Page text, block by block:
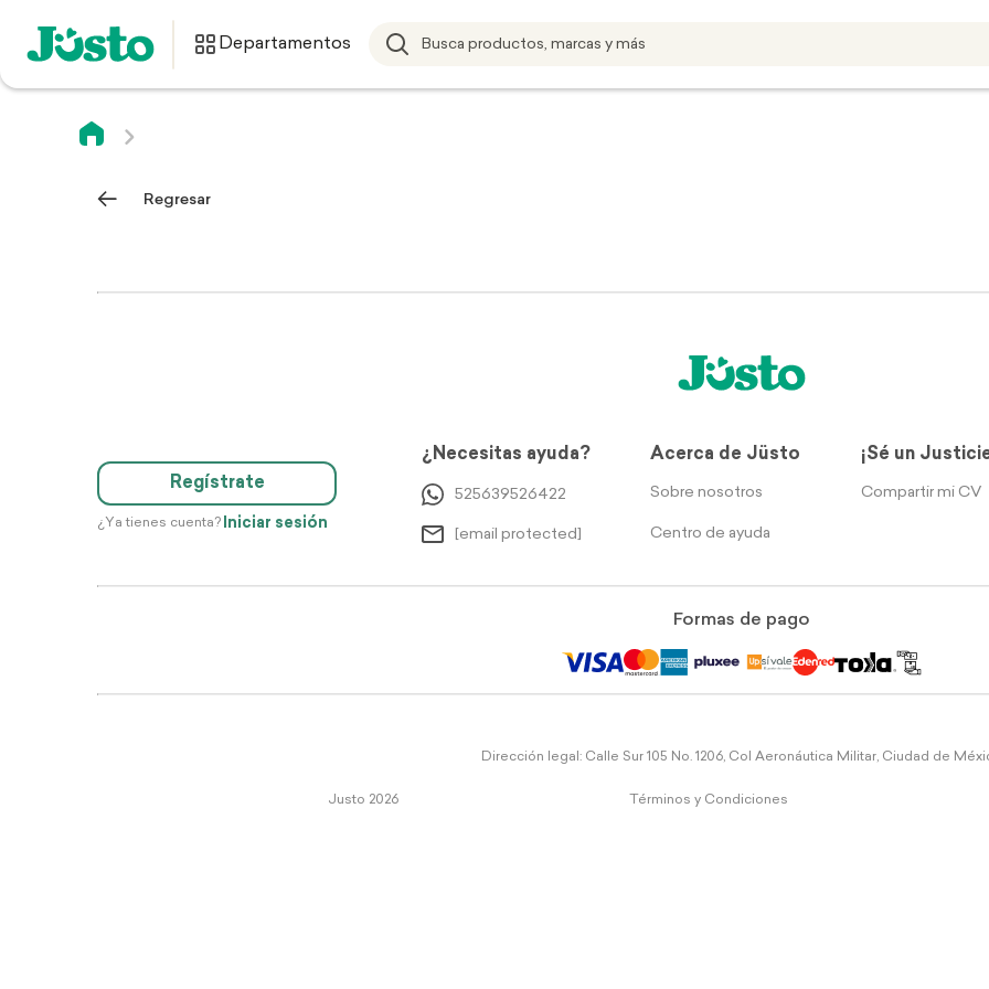
Departamentos
Regresar
Regístrate
¿Ya tienes cuenta? Iniciar sesión
¿Necesitas ayuda?
525639526422
[email protected]
Acerca de Jüsto
Sobre nosotros
Centro de ayuda
¡Sé un
Compartir mi CV
Formas de pago
Dirección legal: Calle Sur 105 No. 1206, Col Aeronáutica Militar, Ciudad de
Justo 2026 Términos y Condiciones